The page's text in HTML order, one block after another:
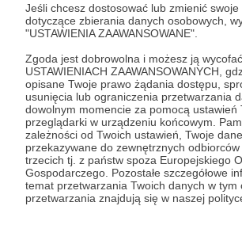
Jeśli chcesz dostosować lub zmienić
dotyczące zbierania danych osobowych,
"USTAWIENIA ZAAWANSOWANE".
Zgoda jest dobrowolna i możesz ją
USTAWIENIACH ZAAWANSOWANYCH,
opisane Twoje prawo żądania dostępu,
usunięcia lub ograniczenia przetwarzania
dowolnym momencie za pomocą ustawień
przeglądarki w urządzeniu końcowym.
zależności od Twoich ustawień, Twoje
przekazywane do zewnętrznych
trzecich tj. z państw spoza Europejskiego
Gospodarczego. Pozostałe szczegółowe
temat przetwarzania Twoich danych w tym
przetwarzania znajdują się w naszej
Dołącz do grona
Wesprzyj działalność AutoraMarcin
teraz!
Zostań Patronem